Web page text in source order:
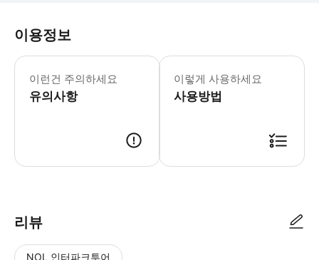
이용정보
이런건 주의하세요
유의사항
이렇게 사용하세요
사용방법
리뷰
NOL 인터파크투어